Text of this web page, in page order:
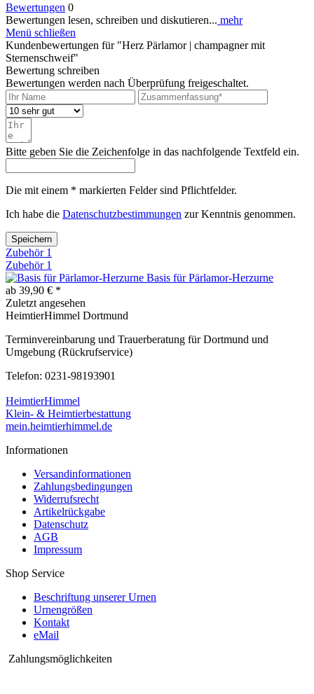
Bewertungen 0
Bewertungen lesen, schreiben und diskutieren... mehr
Menü schließen
Kundenbewertungen für "Herz Pärlamor | champagner mit
Sternenschweif"
Bewertung schreiben
Bewertungen werden nach Überprüfung freigeschaltet.
Bitte geben Sie die Zeichenfolge in das nachfolgende Textfeld ein.
Die mit einem * markierten Felder sind Pflichtfelder.
Ich habe die Datenschutzbestimmungen zur Kenntnis genommen.
Speichern
Zubehör 1
Zubehör 1
Basis für Pärlamor-Herzurne
ab 39,90 € *
Zuletzt angesehen
HeimtierHimmel Dortmund
Terminvereinbarung und Trauerberatung für Dortmund und
Umgebung (Rückrufservice)
Telefon: 0231-98193901
HeimtierHimmel
Klein- & Heimtierbestattung
mein.heimtierhimmel.de
Informationen
Versandinformationen
Zahlungsbedingungen
Widerrufsrecht
Artikelrückgabe
Datenschutz
AGB
Impressum
Shop Service
Beschriftung unserer Urnen
Urnengrößen
Kontakt
eMail
Zahlungsmöglichkeiten